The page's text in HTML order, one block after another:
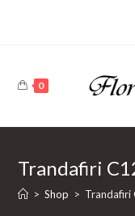
0
Trandafiri
> Shop > Trandafiri